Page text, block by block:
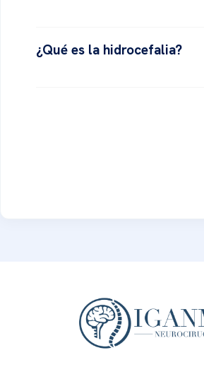
¿Qué es la hidrocefalia?